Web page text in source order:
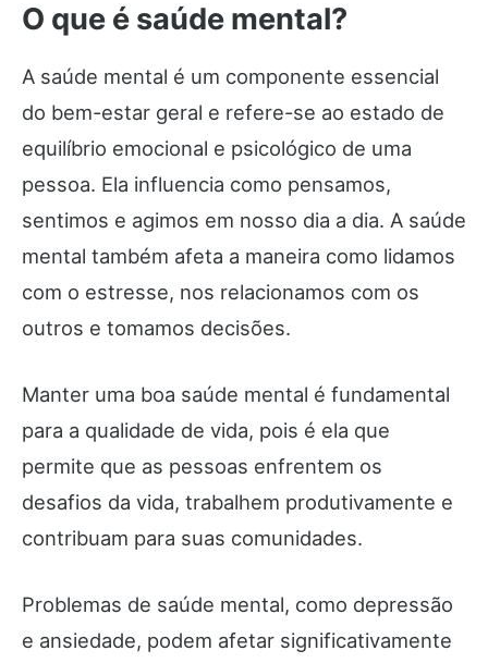
O que é saúde mental?
A saúde mental é um componente essencial
do bem-estar geral e refere-se ao estado de
equilíbrio emocional e psicológico de uma
pessoa. Ela influencia como pensamos,
sentimos e agimos em nosso dia a dia. A saúde
mental também afeta a maneira como lidamos
com o estresse, nos relacionamos com os
outros e tomamos decisões.
Manter uma boa saúde mental é fundamental
para a qualidade de vida, pois é ela que
permite que as pessoas enfrentem os
desafios da vida, trabalhem produtivamente e
contribuam para suas comunidades.
Problemas de saúde mental, como depressão
e ansiedade, podem afetar significativamente